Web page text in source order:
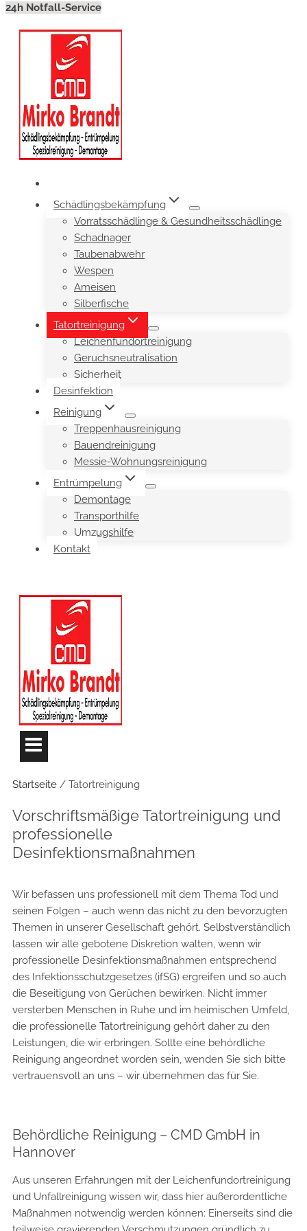
24h Notfall-Service
Schädlingsbekämpfung
Vorratsschädlinge & Gesundheitsschädlinge
Schadnager
Taubenabwehr
Wespen
Ameisen
Silberfische
Tatortreinigung
Leichenfundortreinigung
Geruchsneutralisation
Sicherheit
Desinfektion
Reinigung
Treppenhausreinigung
Bauendreinigung
Messie-Wohnungsreinigung
Entrümpelung
Demontage
Transporthilfe
Umzugshilfe
Kontakt
Startseite / Tatortreinigung
Vorschriftsmäßige Tatortreinigung und
professionelle
Desinfektionsmaßnahmen
Wir befassen uns professionell mit dem Thema Tod und
seinen Folgen – auch wenn das nicht zu den bevorzugten
Themen in unserer Gesellschaft gehört. Selbstverständlich
lassen wir alle gebotene Diskretion walten, wenn wir
professionelle Desinfektionsmaßnahmen entsprechend
des Infektionsschutzgesetzes (ifSG) ergreifen und so auch
die Beseitigung von Gerüchen bewirken. Nicht immer
versterben Menschen in Ruhe und im heimischen Umfeld,
die professionelle Tatortreinigung gehört daher zu den
Leistungen, die wir erbringen. Sollte eine behördliche
Reinigung angeordnet worden sein, wenden Sie sich bitte
vertrauensvoll an uns – wir übernehmen das für Sie.
Behördliche Reinigung – CMD GmbH in
Hannover
Aus unseren Erfahrungen mit der Leichenfundortreinigung
und Unfallreinigung wissen wir, dass hier außerordentliche
Maßnahmen notwendig werden können: Einerseits sind die